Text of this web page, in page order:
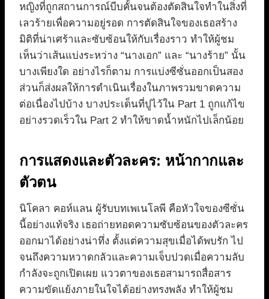
หญิงที่ถูกสถานการณ์บีบคั้นจนต้องตัดสินใจทำในสิ่งที่
เลวร้ายเพื่อความอยู่รอด การตัดสินใจของเธอสร้าง
มิติที่น่าเศร้าและซับซ้อนให้กับเรื่องราว ทำให้ผู้ชม
เห็นว่าเส้นแบ่งระหว่าง “นางเอก” และ “นางร้าย” นั้น
บางเพียงใด อย่างไรก็ตาม การแบ่งซีซั่นออกเป็นสอง
ส่วนก็ส่งผลให้การดำเนินเรื่องในภาพรวมขาดความ
ต่อเนื่องไปบ้าง บางประเด็นที่ปูไว้ใน Part 1 ถูกแก้ไข
อย่างรวดเร็วใน Part 2 ทำให้ขาดน้ำหนักไปเล็กน้อย
การแสดงและตัวละคร: หน้ากากและ
ตัวตน
นิโคลา คอห์แลน ผู้รับบทเพเนโลพี คือหัวใจของซีซั่น
นี้อย่างแท้จริง เธอถ่ายทอดความซับซ้อนของตัวละคร
ออกมาได้อย่างน่าทึ่ง ตั้งแต่ความสุขเมื่อได้พบรัก ไป
จนถึงความหวาดกลัวและความเจ็บปวดเมื่อความลับ
กำลังจะถูกเปิดเผย แววตาของเธอสามารถสื่อสาร
ความขัดแย้งภายในใจได้อย่างทรงพลัง ทำให้ผู้ชม